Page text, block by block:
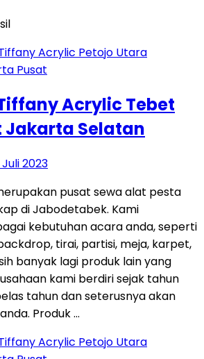
Acrylic Tebet
Jakarta Selatan
Juli 2023
pusat sewa alat pesta
di Jabodetabek. Kami
kebutuhan acara anda, seperti
tirai, partisi, meja, karpet,
banyak lagi produk lain yang
kami berdiri sejak tahun
tahun dan seterusnya akan
Produk …